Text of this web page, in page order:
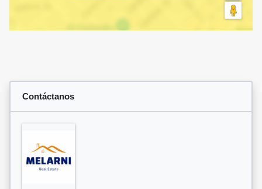
Contáctanos